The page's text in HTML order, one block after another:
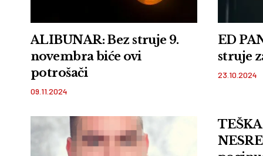
ALIBUNAR: Bez struje 9.
novembra biće ovi
potrošači
09.11.2024
ED
struje
23.10.2024